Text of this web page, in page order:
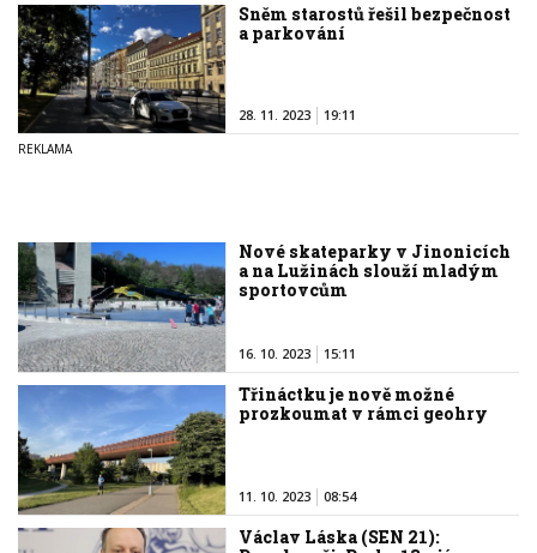
Sněm starostů řešil bezpečnost
a parkování
28. 11. 2023 19:11
Nové skateparky v Jinonicích
a na Lužinách slouží mladým
sportovcům
16. 10. 2023 15:11
Třináctku je nově možné
prozkoumat v rámci geohry
11. 10. 2023 08:54
Václav Láska (SEN 21):